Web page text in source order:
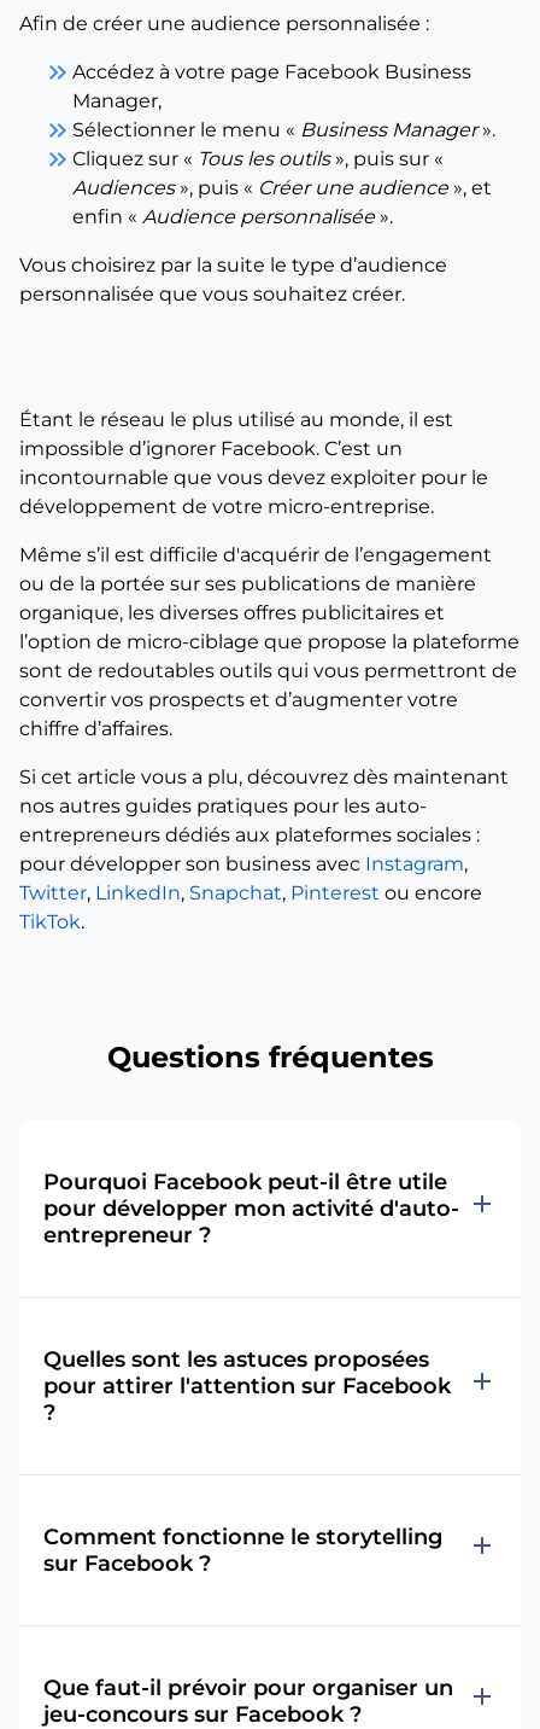
Afin de créer une audience personnalisée :
keyboard_double_arrow_right Accédez à votre page Facebook Business
Manager,
keyboard_double_arrow_right Sélectionner le menu « Business Manager».
keyboard_double_arrow_right Cliquez sur « Tous les outils», puis sur «
Audiences», puis « Créer une audience», et
enfin « Audience personnalisée».
Vous choisirez par la suite le type d’audience
personnalisée que vous souhaitez créer.
Étant le réseau le plus utilisé au monde, il est
impossible d’ignorer Facebook. C’est un
incontournable que vous devez exploiter pour le
développement de votre micro-entreprise.
Même s’il est difficile d'acquérir de l’engagement
ou de la portée sur ses publications de manière
organique, les diverses offres publicitaires et
l’option de micro-ciblage que propose la plateforme
sont de redoutables outils qui vous permettront de
convertir vos prospects et d’augmenter votre
chiffre d’affaires.
Si cet article vous a plu, découvrez dès maintenant
nos autres guides pratiques pour les auto-
entrepreneurs dédiés aux plateformes sociales :
pour développer son business avec Instagram,
Twitter, LinkedIn, Snapchat, Pinterest ou encore
TikTok.
Questions fréquentes
Pourquoi Facebook peut-il être utile
pour développer mon activité d'auto-
entrepreneur ?
add
Quelles sont les astuces proposées
pour attirer l'attention sur Facebook
?
add
Comment fonctionne le storytelling
sur Facebook ?
add
Que faut-il prévoir pour organiser un
jeu-concours sur Facebook ?
add